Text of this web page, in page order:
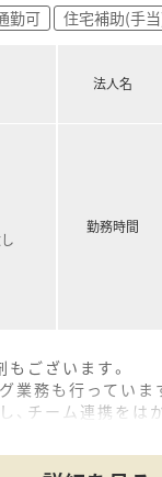
勤可 住宅補助(手
法人名
勤務時間
ございます。
務も行っていま
チーム連携をはか